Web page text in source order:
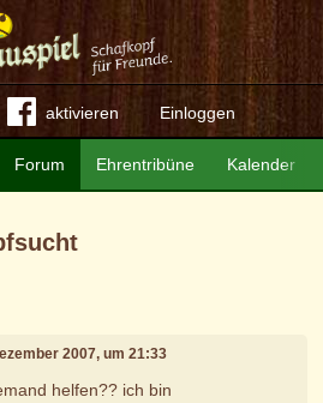
aktivieren Einloggen
Forum Ehrentribüne Kalender
2007, um 21:33
helfen?? ich bin